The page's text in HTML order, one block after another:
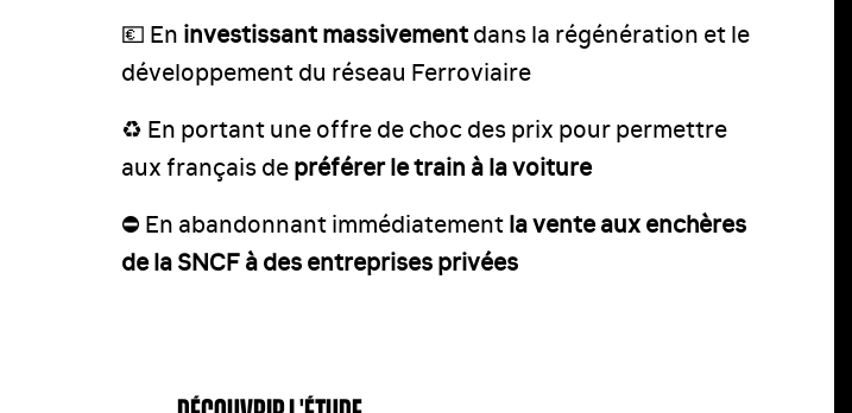
💶 En investissant massivementdans la régénération et le
développement du réseau Ferroviaire
♻️ En portant une offre de choc des prix pour permettre
aux français depréférer le train à la voiture
⛔️ En abandonnant immédiatementla vente aux enchères
de la SNCF à des entreprises privées